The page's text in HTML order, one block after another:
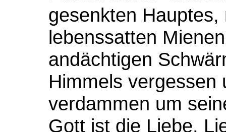
gesenkten
lebenssatten
andächtigen
Himmels vergessen
verdammen um
Gott ist die Liebe,